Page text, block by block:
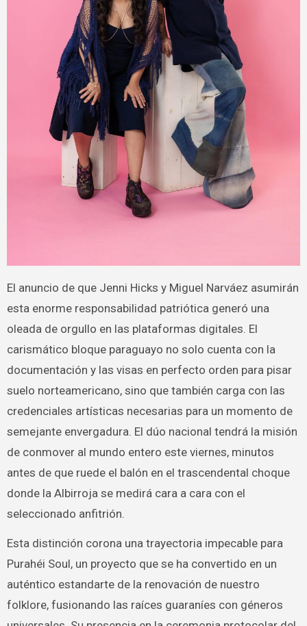
El anuncio de que Jenni Hicks y Miguel Narváez asumirán
esta enorme responsabilidad patriótica generó una
oleada de orgullo en las plataformas digitales. El
carismático bloque paraguayo no solo cuenta con la
documentación y las visas en perfecto orden para pisar
suelo norteamericano, sino que también carga con las
credenciales artísticas necesarias para un momento de
semejante envergadura. El dúo nacional tendrá la misión
de conmover al mundo entero este viernes, minutos
antes de que ruede el balón en el trascendental choque
donde la Albirroja se medirá cara a cara con el
seleccionado anfitrión.
Esta distinción corona una trayectoria impecable para
Purahéi Soul, un proyecto que se ha convertido en un
auténtico estandarte de la renovación de nuestro
folklore, fusionando las raíces guaraníes con géneros